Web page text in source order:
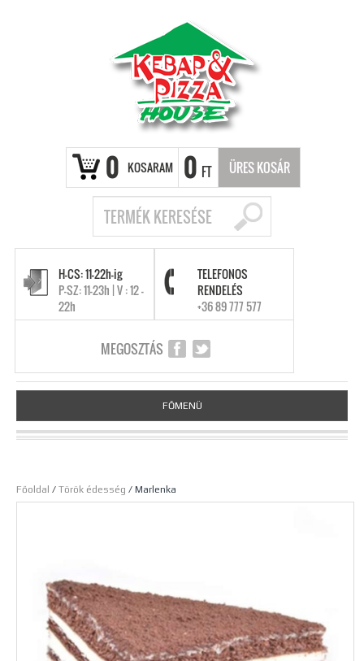
0 KOSARAM 0 FT ÜRES KOSÁR
H-CS: 11-22h-ig
P-SZ: 11-23h | V : 12 -
22h
TELEFONOS
RENDELÉS
+36 89 777 577
MEGOSZTÁS
FŐMENÜ
Főoldal / Török édesség / Marlenka